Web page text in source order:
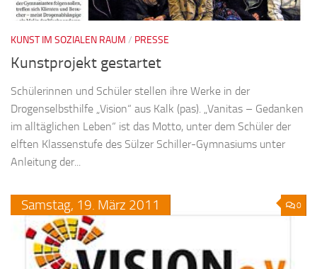
KUNST IM SOZIALEN RAUM / PRESSE
Kunstprojekt gestartet
Schülerinnen und Schüler stellen ihre Werke in der
Drogenselbsthilfe „Vision“ aus Kalk (pas). „Vanitas – Gedanken
im alltäglichen Leben“ ist das Motto, unter dem Schüler der
elften Klassenstufe des Sülzer Schiller-Gymnasiums unter
Anleitung der...
0
Samstag, 19. März 2011